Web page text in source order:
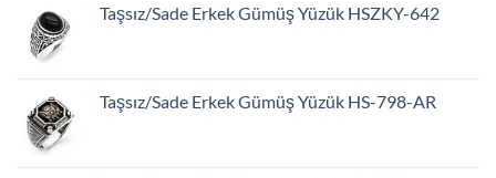
Taşsız/Sade Erkek Gümüş Yüzük HSZKY-642
Taşsız/Sade Erkek Gümüş Yüzük HS-798-AR